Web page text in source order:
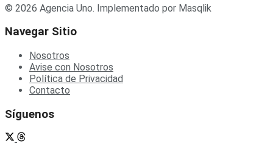
© 2026 Agencia Uno. Implementado por Masqlik
Navegar Sitio
Nosotros
Avise con Nosotros
Política de Privacidad
Contacto
Síguenos